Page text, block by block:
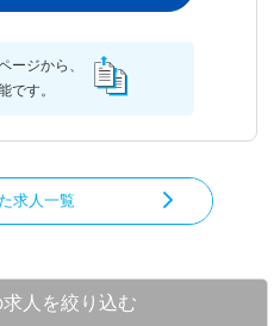
ージから、
です。
求人一覧
人を絞り込む